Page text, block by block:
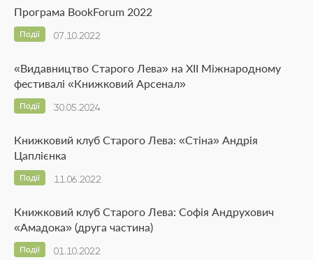
Програма BookForum 2022
07.10.2022
Події
«Видавництво Старого Лева» на ХІІ Міжнародному
фестивалі «Книжковий Арсенал»
30.05.2024
Події
Книжковий клуб Старого Лева: «Стіна» Андрія
Цаплієнка
11.06.2022
Події
Книжковий клуб Старого Лева: Софія Андрухович
«Амадока» (друга частина)
01.10.2022
Події